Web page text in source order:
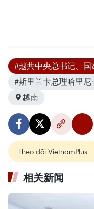
#越共中央总书记、国
#斯里兰卡总理哈里尼
越南
Theo dõi VietnamPlus
相关新闻